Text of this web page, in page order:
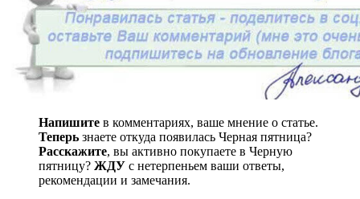
Напишите в комментариях, ваше мнение о статье.
Теперь знаете откуда появилась Черная пятница?
Расскажите, вы активно покупаете в Черную
пятницу? ЖДУ с нетерпеньем ваши ответы,
рекомендации и замечания.